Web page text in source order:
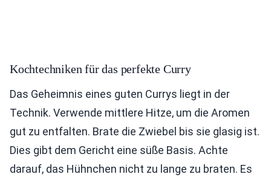
Kochtechniken für das perfekte Curry
Das Geheimnis eines guten Currys liegt in der
Technik. Verwende mittlere Hitze, um die Aromen
gut zu entfalten. Brate die Zwiebel bis sie glasig ist.
Dies gibt dem Gericht eine süße Basis. Achte
darauf, das Hühnchen nicht zu lange zu braten. Es